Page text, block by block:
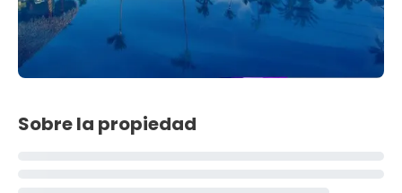
Sobre la propiedad